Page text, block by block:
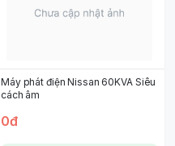
Máy phát điện Nissan 60KVA Siêu
cách âm
0đ